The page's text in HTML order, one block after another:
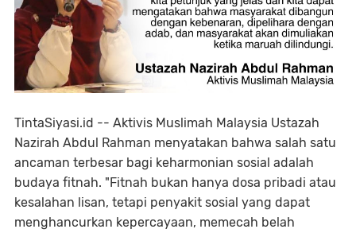
TintaSiyasi.id -- Aktivis Muslimah Malaysia Ustazah
Nazirah Abdul Rahman menyatakan bahwa salah satu
ancaman terbesar bagi keharmonian sosial adalah
budaya fitnah. "Fitnah bukan hanya dosa pribadi atau
kesalahan lisan, tetapi penyakit sosial yang dapat
menghancurkan kepercayaan, memecah belah